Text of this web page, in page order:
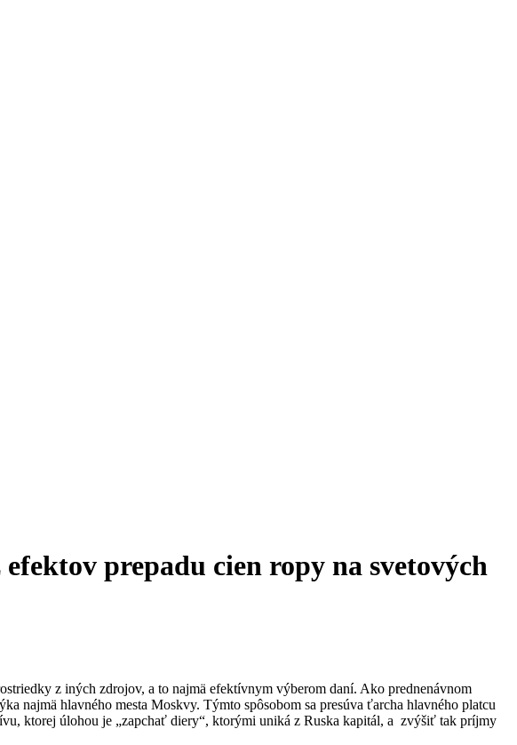
prepadu cien ropy na svetových
z iných zdrojov, a to najmä efektívnym výberom daní. Ako prednenávnom
najmä hlavného mesta Moskvy. Týmto spôsobom sa presúva ťarcha hlavného platcu
ktorej úlohou je „zapchať diery“, ktorými uniká z Ruska kapitál, a zvýšiť tak príjmy